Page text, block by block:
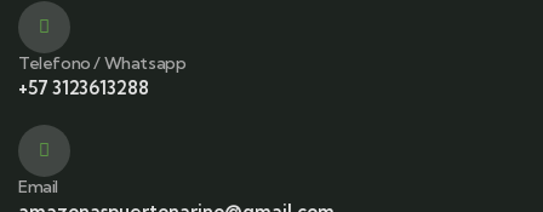
Telefono / Whatsapp
+57 3123613288
Email